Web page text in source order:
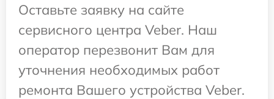
Оставьте заявку на сайте
сервисного центра Veber. Наш
оператор перезвонит Вам для
уточнения необходимых работ
ремонта Вашего устройства Veber.